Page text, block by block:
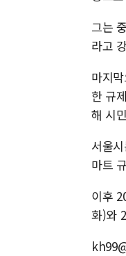
그는
라고
마지
한 규
해 시
서울
마트
이후
화)와